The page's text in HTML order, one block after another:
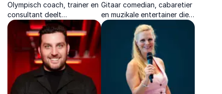
Olympisch coach, trainer en
consultant deelt
inspirerende inzichten over
leiderschap,
teamontwikkeling en
mentale kracht voor
organisaties.
Gitaar comedian, cabaretier
en muzikale entertainer die
zakelijke events laat lachen
met scherpe observaties en
originele liedjes.